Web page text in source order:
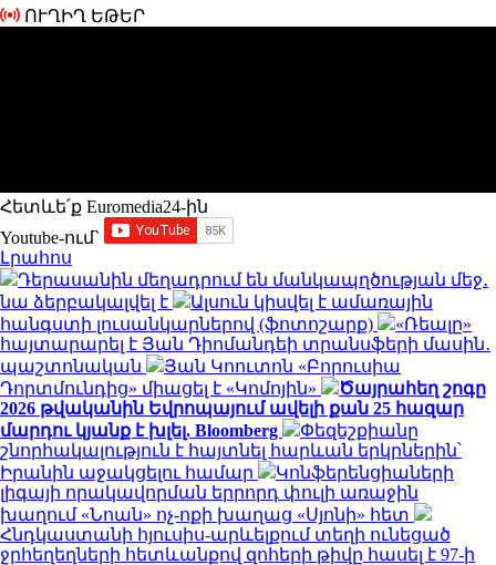
ՈՒՂԻՂ ԵԹԵՐ
Հետևե՛ք Euromedia24-ին
Youtube-ում`
Լրահոս
Դերասանին մեղադրում են մանկապղծության մեջ․
նա ձերբակալվել է
Ալսուն կիսվել է ամառային
հանգստի լուսանկարներով (ֆոտոշարք)
«Ռեալը»
հայտարարել է Յան Դիոմանդեի տրանսֆերի մասին․
պաշտոնական
Յան Կոուտոն «Բորուսիա
Դորտմունդից» միացել է «Կոմոյին»
Ծայրահեղ շոգը
2026 թվականին Եվրոպայում ավելի քան 25 հազար
մարդու կյանք է խլել. Bloomberg
Փեզեշքիանը
շնորհակալություն է հայտնել հարևան երկրներին՝
Իրանին աջակցելու համար
Կոնֆերենցիաների
լիգայի որակավորման երրորդ փուլի առաջին
խաղում «Նոան» ոչ-ոքի խաղաց «Սյոնի» հետ
Հնդկաստանի հյուսիս-արևելքում տեղի ունեցած
ջրհեղեղների հետևանքով զոհերի թիվը հասել է 97-ի